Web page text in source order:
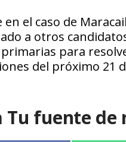
el caso de
a otros
para
del próximo 21
Tu fuente de